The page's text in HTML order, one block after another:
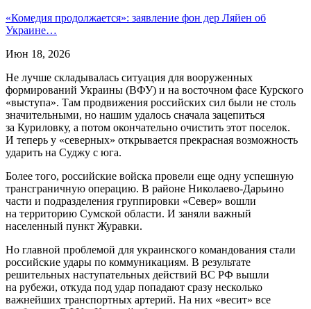
«Комедия продолжается»: заявление фон дер Ляйен об
Украине…
Июн 18, 2026
Не лучше складывалась ситуация для вооруженных
формирований Украины (ВФУ) и на восточном фасе Курского
«выступа». Там продвижения российских сил были не столь
значительными, но нашим удалось сначала зацепиться
за Куриловку, а потом окончательно очистить этот поселок.
И теперь у «северных» открывается прекрасная возможность
ударить на Суджу с юга.
Более того, российские войска провели еще одну успешную
трансграничную операцию. В районе Николаево-Дарьино
части и подразделения группировки «Север» вошли
на территорию Сумской области. И заняли важный
населенный пункт Журавки.
Но главной проблемой для украинского командования стали
российские удары по коммуникациям. В результате
решительных наступательных действий ВС РФ вышли
на рубежи, откуда под удар попадают сразу несколько
важнейших транспортных артерий. На них «весит» все